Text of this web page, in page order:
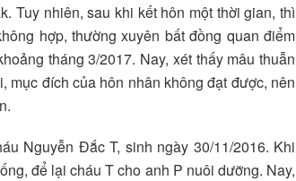
Tuy nhiên, sau khi kết hôn một thời gian, thì
hợp, thường xuyên bất đồng quan điểm
tháng 3/2017. Nay, xét thấy mâu thuẫn
mục đích của hôn nhân không đạt được, nên
Nguyễn Đắc T, sinh ngày 30/11/2016. Khi
để lại cháu T cho anh P nuôi dưỡng. Nay,